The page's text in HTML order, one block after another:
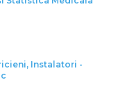
Instalatori -